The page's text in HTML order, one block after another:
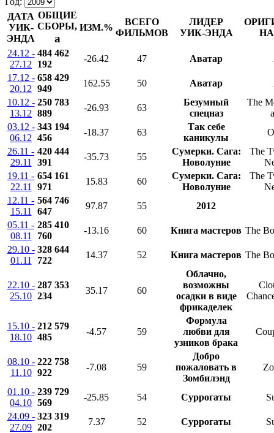
ДАТА
УИК-
ЭНДА
ОБЩИЕ
СБОРЫ,
a
ИЗМ.%
ВСЕГО
ФИЛЬМОВ
ЛИДЕР
УИК-ЭНДА
24.12 -
27.12
484 462
192
-26.42 47 Аватар
17.12 -
20.12
658 429
949
162.55 50 Аватар
10.12 -
13.12
250 783
889
-26.93 63
Безумный
спецназ
The
03.12 -
06.12
343 194
456
-18.37 63
Так себе
каникулы
26.11 -
29.11
420 444
391
-35.73 55
Сумерки. Сага:
Новолуние
The
19.11 -
22.11
654 161
971
15.83 60
Сумерки. Сага:
Новолуние
The
12.11 -
15.11
564 746
647
97.87 55
2012
05.11 -
08.11
285 410
760
-13.16 60 Книга мастеров The
29.10 -
01.11
328 644
722
14.37 52 Книга мастеров The
22.10 -
25.10
287 353
234
35.17 60
Облачно,
возможны
осадки в виде
фрикаделек
15.10 -
18.10
212 579
485
-4.57 59
Формула
любви для
узников брака
08.10 -
11.10
222 758
922
-7.08 59
Добро
пожаловать в
Зомбилэнд
01.10 -
04.10
239 729
569
-25.85 54 Суррогаты
24.09 -
27.09
323 319
202
7.37 52 Суррогаты